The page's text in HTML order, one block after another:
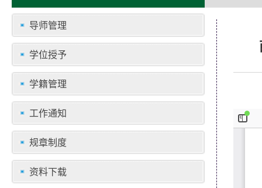
导师管理
学位授予
学籍管理
工作通知
规章制度
资料下载